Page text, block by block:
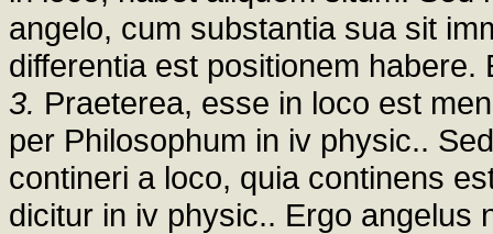
angelo, cum substantia sua sit
differentia est positionem
3. Praeterea, esse in loco est
per Philosophum in iv physic..
contineri a loco, quia continens
dicitur in iv physic.. Ergo angelus